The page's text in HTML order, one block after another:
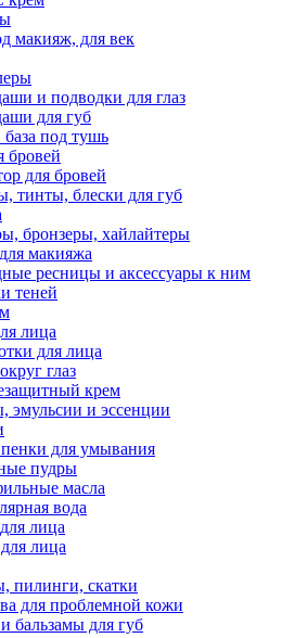
макияж, для век
и подводки для глаз
для губ
под тушь
бровей
для бровей
тинты, блески для губ
бронзеры, хайлайтеры
макияжа
ресницы и аксессуары к ним
теней
лица
для лица
глаз
крем
эмульсии и эссенции
для умывания
пудры
масла
вода
лица
лица
пилинги, скатки
для проблемной кожи
бальзамы для губ